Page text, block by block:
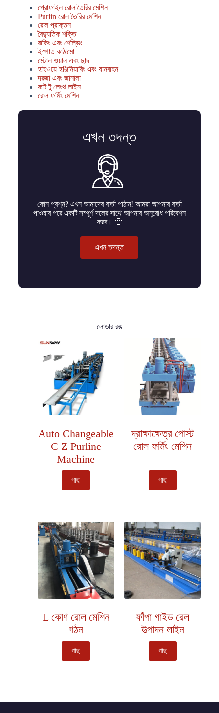
প্রোফাইল রোল তৈরির মেশিন
Purlin রোল তৈরির মেশিন
রোল প্রাক্তন
বৈদ্যুতিক শক্তি
রাকিং এবং শেল্ভিং
ইস্পাত কাঠামো
মেটাল ওয়াল এবং ছাদ
হাইওয়ে ইঞ্জিনিয়ারিং এবং যানবাহন
দরজা এবং জানালা
কাট টু লেংথ লাইন
রোল ফর্মিং মেশিন
এখন তদন্ত
কোন প্রশ্ন? এখন আমাদের বার্তা পাঠান! আমরা আপনার বার্তা
পাওয়ার পরে একটি সম্পূর্ণ দলের সাথে আপনার অনুরোধ পরিবেশন
করব। 🙂
এখন তদন্ত
লোডার রঙ
Auto Changeable
C Z Purline
Machine
গাছ
দ্রাক্ষাক্ষেত্র পোস্ট
রোল ফর্মিং মেশিন
গাছ
L কোণ রোল মেশিন
গঠন
গাছ
ফাঁপা গাইড রেল
উত্পাদন লাইন
গাছ